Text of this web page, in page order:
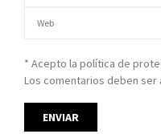
* Acepto la política de
Los comentarios deben